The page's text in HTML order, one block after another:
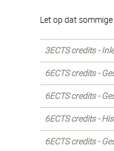
Let op dat
3ECTS credits -
6ECTS credits -
6ECTS credits -
6ECTS credits -
6ECTS credits -